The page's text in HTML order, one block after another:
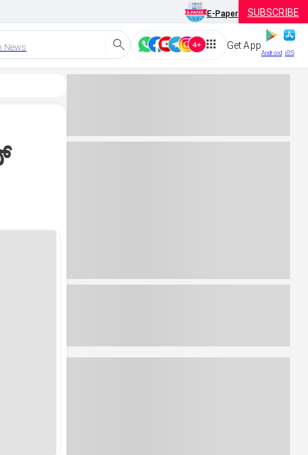
E-Paper SUBSCRIBE
News Get App
Android iOS